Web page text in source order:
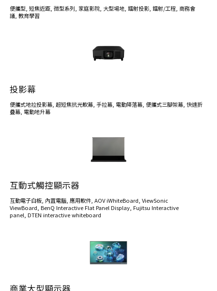
便攜型, 短焦近距, 微型系列, 家庭影院, 大型場地, 鐳射投影, 鐳射/工程, 商務會
議, 教育學習
投影幕
便攜式地拉投影幕, 超短焦抗光軟幕, 手拉幕, 電動降落幕, 便攜式三腳架幕, 快速折
叠幕, 電動地升幕
互動式觸控顯示器
互動電子白板, 內罝電腦, 應用軟件, AOV iWhiteBoard, ViewSonic
ViewBoard, BenQ Interactive Flat Panel Display, Fujitsu Interactive
panel, DTEN interactive whiteboard
商業大型顯示器